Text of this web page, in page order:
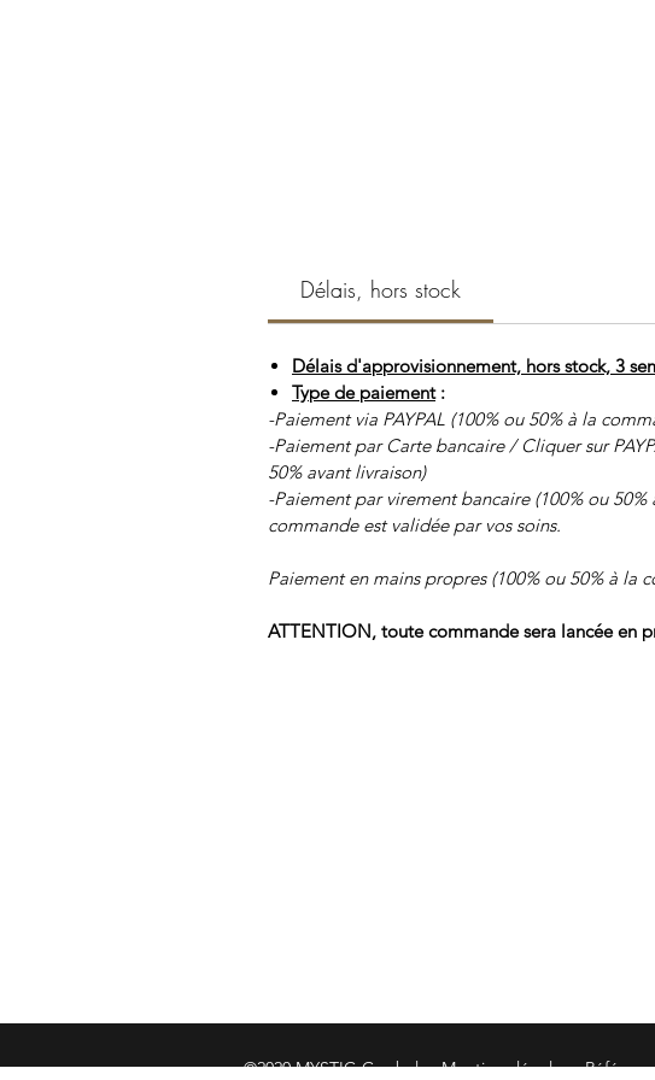
Délais, hors stock
Délais d'approvisionnement, hors stock, 3
Type de paiement:
-Paiement via PAYPAL (100% ou 50% à la
-Paiement par Carte bancaire / Cliquer sur
50% avant livraison)
-Paiement par virement bancaire (100% ou
commande est validée par vos soins.
Paiement en mains propres (100% ou 50% à la
ATTENTION, toute commande sera lancée en
©2020 MYSTIC-Cymbals -Mentions légales-